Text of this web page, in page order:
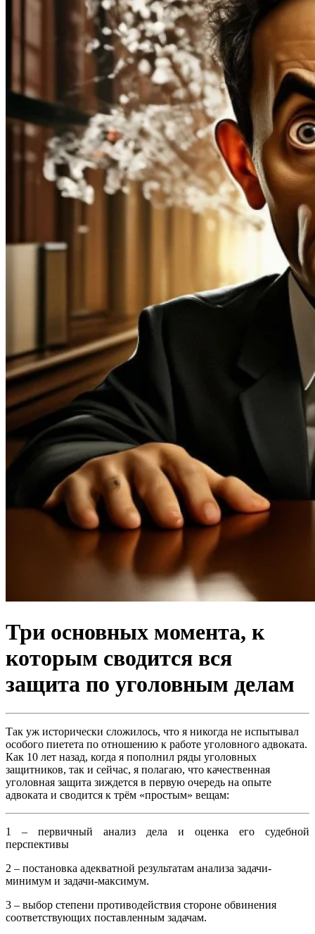
Три основных момента, к
которым сводится вся
защита по уголовным делам
Так уж исторически сложилось, что я никогда не испытывал
особого пиетета по отношению к работе уголовного адвоката.
Как 10 лет назад, когда я пополнил ряды уголовных
защитников, так и сейчас, я полагаю, что качественная
уголовная защита зиждется в первую очередь на опыте
адвоката и сводится к трём «простым» вещам:
1 – первичный анализ дела и оценка его судебной
перспективы
2 – постановка адекватной результатам анализа задачи-
минимум и задачи-максимум.
3 – выбор степени противодействия стороне обвинения
соответствующих поставленным задачам.